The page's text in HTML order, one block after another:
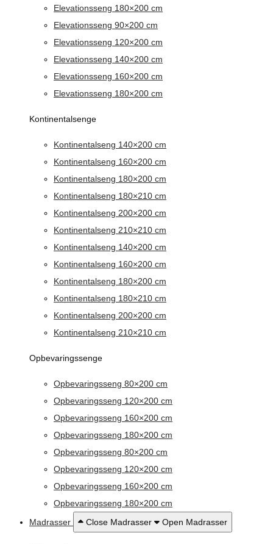
Elevationsseng 180×200 cm
Elevationsseng 90×200 cm
Elevationsseng 120×200 cm
Elevationsseng 140×200 cm
Elevationsseng 160×200 cm
Elevationsseng 180×200 cm
Kontinentalsenge
Kontinentalseng 140×200 cm
Kontinentalseng 160×200 cm
Kontinentalseng 180×200 cm
Kontinentalseng 180×210 cm
Kontinentalseng 200×200 cm
Kontinentalseng 210×210 cm
Kontinentalseng 140×200 cm
Kontinentalseng 160×200 cm
Kontinentalseng 180×200 cm
Kontinentalseng 180×210 cm
Kontinentalseng 200×200 cm
Kontinentalseng 210×210 cm
Opbevaringssenge
Opbevaringsseng 80×200 cm
Opbevaringsseng 120×200 cm
Opbevaringsseng 160×200 cm
Opbevaringsseng 180×200 cm
Opbevaringsseng 80×200 cm
Opbevaringsseng 120×200 cm
Opbevaringsseng 160×200 cm
Opbevaringsseng 180×200 cm
Madrasser
Close Madrasser Open Madrasser